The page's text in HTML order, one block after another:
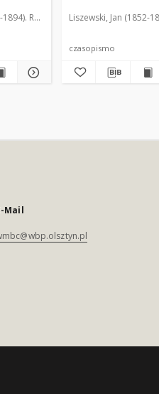
Red. Liszewski, Jan (1852-
czasopismo
Mail